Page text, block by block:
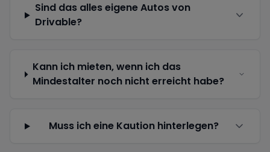
Sind das alles eigene Autos von
Drivable?
Kann ich mieten, wenn ich das
Mindestalter noch nicht erreicht habe?
Muss ich eine Kaution hinterlegen?